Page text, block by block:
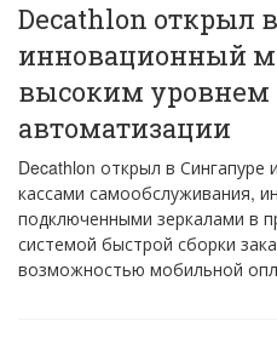
Decathlon открыл
инновационный
высоким уровнем
автоматизации
Decathlon открыл в Сингапуре
кассами самообслуживания,
подключенными зеркалами в
системой быстрой сборки
возможностью мобильной